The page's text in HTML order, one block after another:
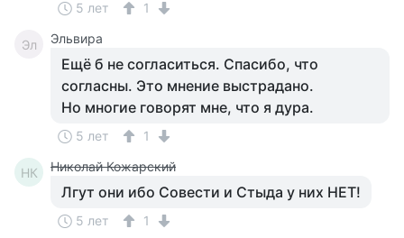
5 лет 1
Эл Эльвира
Ещё б не согласиться. Спасибо, что
согласны. Это мнение выстрадано.
Но многие говорят мне, что я дура.
5 лет 1
НК Николай Кожарский
Лгут они ибо Совести и Стыда у них НЕТ!
5 лет 1